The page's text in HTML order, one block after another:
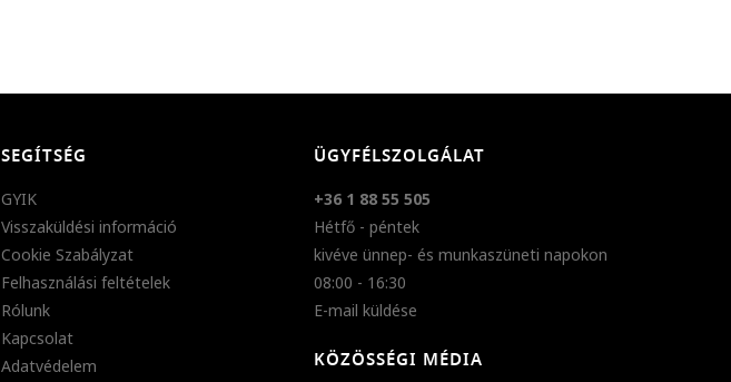
SEGÍTSÉG
GYIK
Visszaküldési információ
Cookie Szabályzat
Felhasználási feltételek
Rólunk
Kapcsolat
Adatvédelem
ÜGYFÉLSZOLGÁLAT
+36 1 88 55 505
Hétfő - péntek
kivéve ünnep- és munkaszüneti napokon
08:00 - 16:30
E-mail küldése
KÖZÖSSÉGI MÉDIA